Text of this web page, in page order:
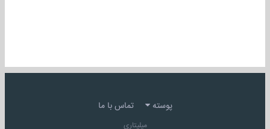
پوسته تماس با ما
میلیتاری